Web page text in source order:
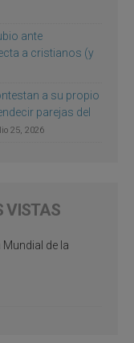
ante
a cristianos (y
a su propio
parejas del
25, 2026
VISTAS
de la